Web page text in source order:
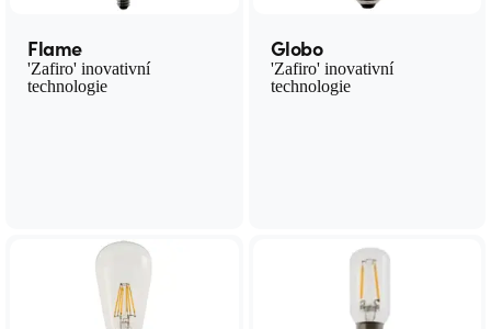
Flame
'Zafiro' inovativní
technologie
Globo
'Zafiro' inovativní
technologie